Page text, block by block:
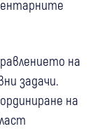
на
задачи.
на